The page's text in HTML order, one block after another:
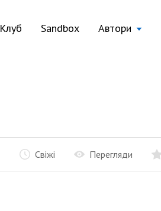
Клуб Sandbox Автори
Свіжі Перегляди